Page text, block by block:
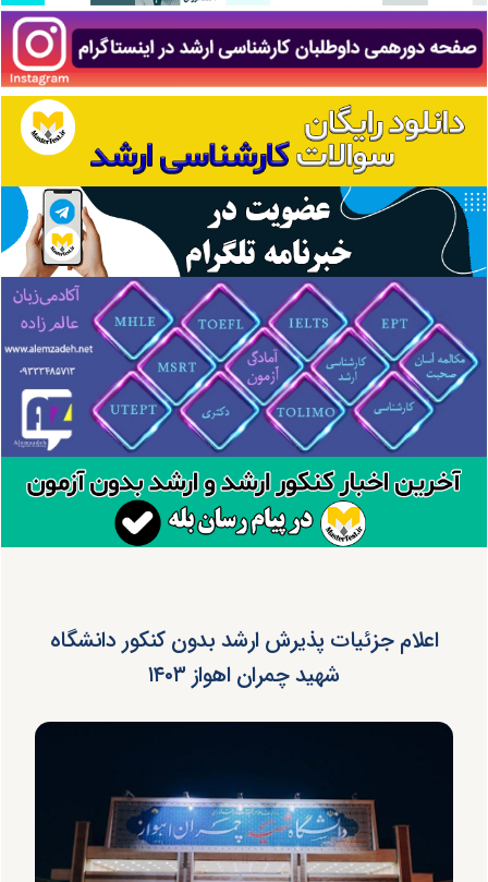
اعلام جزئیات پذیرش ارشد بدون کنکور دانشگاه
شهید چمران اهواز ۱۴۰۳